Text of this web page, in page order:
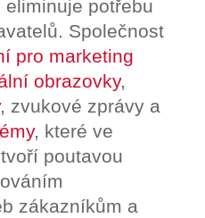
potřebu
Společnost
pro marketing
obrazovky,
, zvukové zprávy a
, které ve
poutavou
zákazníkům a